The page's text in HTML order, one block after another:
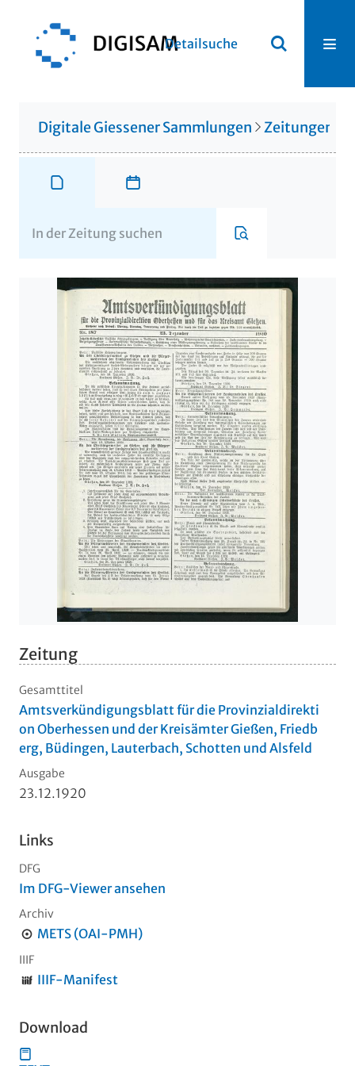
Detailsuche
Digitale Giessener Sammlungen Zeitungen
Zeitung
Gesamttitel
Amtsverkündigungsblatt für die Provinzialdirekti
on Oberhessen und der Kreisämter Gießen, Friedb
erg, Büdingen, Lauterbach, Schotten und Alsfeld
Ausgabe
23.12.1920
Links
DFG
Im DFG-Viewer ansehen
Archiv
METS (OAI-PMH)
IIIF
IIIF-Manifest
Download